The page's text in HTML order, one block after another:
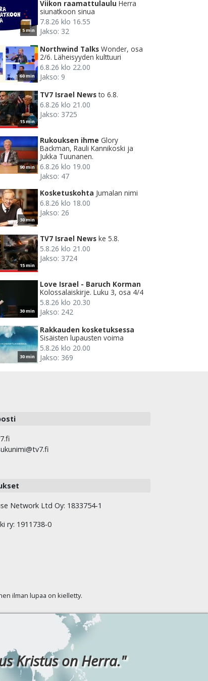
5 min
Viikon raamattulaulu Herra
siunatkoon sinua
7.8.26 klo 16.55
Jakso: 32
60 min
Northwind Talks Wonder, osa
2/6. Läheisyyden kulttuuri
6.8.26 klo 22.00
Jakso: 9
15 min
TV7 Israel News to 6.8.
6.8.26 klo 21.00
Jakso: 3725
90 min
Rukouksen ihme Glory
Backman, Rauli Kannikoski ja
Jukka Tuunanen.
6.8.26 klo 19.00
Jakso: 47
30 min
Kosketuskohta Jumalan nimi
6.8.26 klo 18.00
Jakso: 26
15 min
TV7 Israel News ke 5.8.
5.8.26 klo 21.00
Jakso: 3724
30 min
Love Israel - Baruch Korman
Kolossalaiskirje. Luku 3, osa 4/4
5.8.26 klo 20.30
Jakso: 242
30 min
Rakkauden kosketuksessa
Sisäisten lupausten voima
5.8.26 klo 20.00
Jakso: 369
Network Ltd Oy: 1833754-1
ry: 1911738-0
ilman lupaa on kielletty.
Kristus on Herra."